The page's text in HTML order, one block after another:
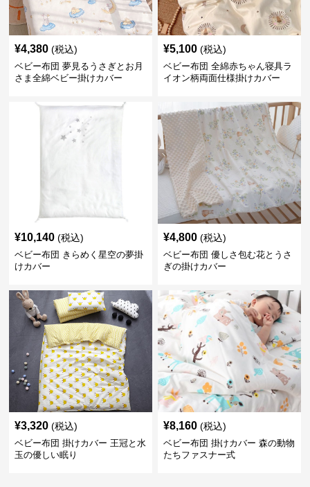
¥4,380 (税込)
ベビー布団 夢見るうさぎとお月
さま全綿ベビー掛けカバー
¥5,100 (税込)
ベビー布団 全綿赤ちゃん寝具ラ
イオン柄両面仕様掛けカバー
¥10,140 (税込)
ベビー布団 きらめく星空の夢掛
けカバー
¥4,800 (税込)
ベビー布団 優しさ包む花とうさ
ぎの掛けカバー
¥3,320 (税込)
ベビー布団 掛けカバー 王冠と水
玉の優しい眠り
¥8,160 (税込)
ベビー布団 掛けカバー 森の動物
たちファスナー式